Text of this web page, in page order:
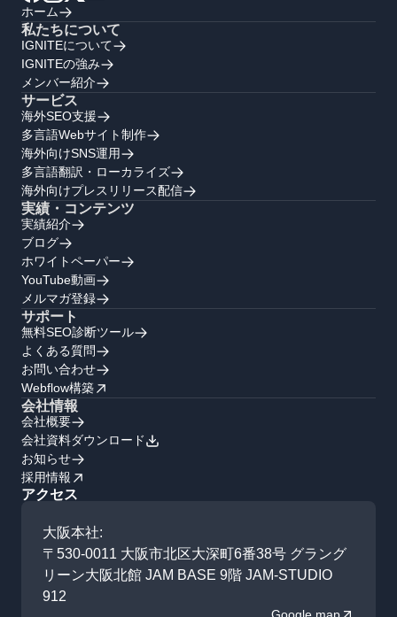
ホーム
私たちについて
IGNITEについて
IGNITEの強み
メンバー紹介
サービス
海外SEO支援
多言語Webサイト制作
海外向けSNS運用
多言語翻訳・ローカライズ
海外向けプレスリリース配信
実績・コンテンツ
実績紹介
ブログ
ホワイトペーパー
YouTube動画
メルマガ登録
サポート
無料SEO診断ツール
よくある質問
お問い合わせ
Webflow構築
会社情報
会社概要
会社資料ダウンロード
お知らせ
採用情報
アクセス
大阪本社:
〒530-0011 大阪市北区大深町6番38号 グラング
リーン大阪北館 JAM BASE 9階 JAM-STUDIO
912